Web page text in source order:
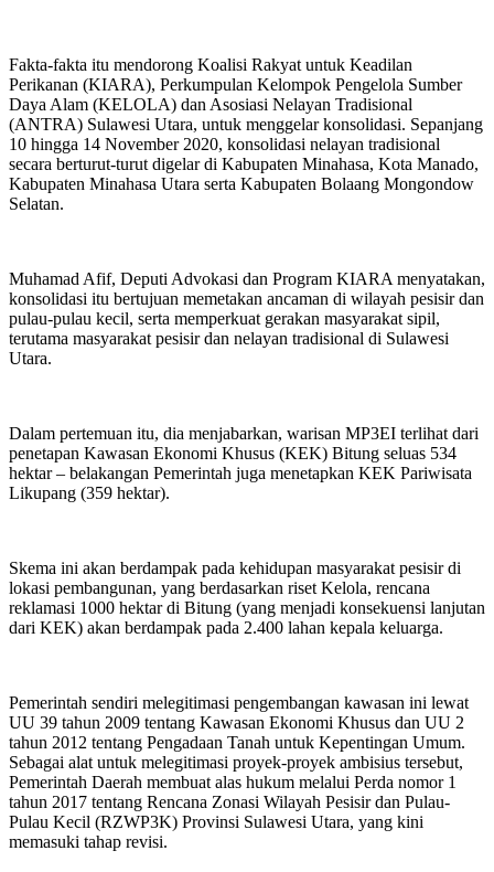
Fakta-fakta itu mendorong Koalisi Rakyat untuk Keadilan
Perikanan (KIARA), Perkumpulan Kelompok Pengelola Sumber
Daya Alam (KELOLA) dan Asosiasi Nelayan Tradisional
(ANTRA) Sulawesi Utara, untuk menggelar konsolidasi. Sepanjang
10 hingga 14 November 2020, konsolidasi nelayan tradisional
secara berturut-turut digelar di Kabupaten Minahasa, Kota Manado,
Kabupaten Minahasa Utara serta Kabupaten Bolaang Mongondow
Selatan.
Muhamad Afif, Deputi Advokasi dan Program KIARA menyatakan,
konsolidasi itu bertujuan memetakan ancaman di wilayah pesisir dan
pulau-pulau kecil, serta memperkuat gerakan masyarakat sipil,
terutama masyarakat pesisir dan nelayan tradisional di Sulawesi
Utara.
Dalam pertemuan itu, dia menjabarkan, warisan MP3EI terlihat dari
penetapan Kawasan Ekonomi Khusus (KEK) Bitung seluas 534
hektar – belakangan Pemerintah juga menetapkan KEK Pariwisata
Likupang (359 hektar).
Skema ini akan berdampak pada kehidupan masyarakat pesisir di
lokasi pembangunan, yang berdasarkan riset Kelola, rencana
reklamasi 1000 hektar di Bitung (yang menjadi konsekuensi lanjutan
dari KEK) akan berdampak pada 2.400 lahan kepala keluarga.
Pemerintah sendiri melegitimasi pengembangan kawasan ini lewat
UU 39 tahun 2009 tentang Kawasan Ekonomi Khusus dan UU 2
tahun 2012 tentang Pengadaan Tanah untuk Kepentingan Umum.
Sebagai alat untuk melegitimasi proyek-proyek ambisius tersebut,
Pemerintah Daerah membuat alas hukum melalui Perda nomor 1
tahun 2017 tentang Rencana Zonasi Wilayah Pesisir dan Pulau-
Pulau Kecil (RZWP3K) Provinsi Sulawesi Utara, yang kini
memasuki tahap revisi.